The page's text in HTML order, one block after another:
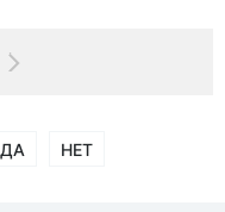
ДА НЕТ